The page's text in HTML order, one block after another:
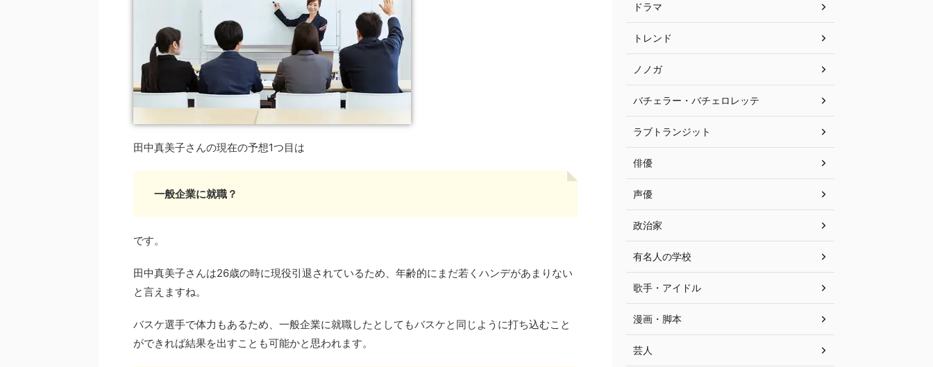
田中真美子さんの現在の予想1つ目は
一般企業に就職？
です。
田中真美子さんは26歳の時に現役引退されているため、年齢的にまだ若くハンデがあまりない
と言えますね。
バスケ選手で体力もあるため、一般企業に就職したとしてもバスケと同じように打ち込むこと
ができれば結果を出すことも可能かと思われます。
ドラマ
トレンド
ノノガ
バチェラー・バチェロレッテ
ラブトランジット
俳優
声優
政治家
有名人の学校
歌手・アイドル
漫画・脚本
芸人